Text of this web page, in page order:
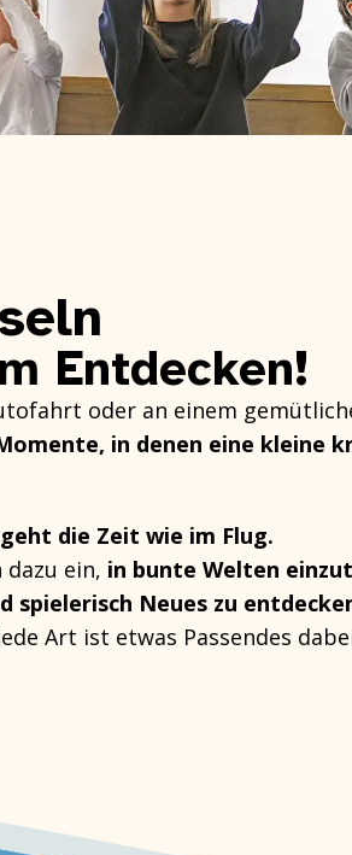
Entdecken!
oder an einem
in denen eine kleine
die Zeit wie im Flug.
dazu ein, in bunte Welten
spielerisch Neues zu
Art ist etwas Passendes